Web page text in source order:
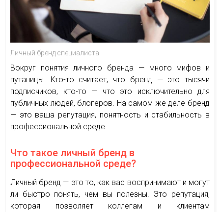
Личный бренд специалиста
Вокруг понятия личного бренда — много мифов и
путаницы. Кто-то считает, что бренд — это тысячи
подписчиков, кто-то — что это исключительно для
публичных людей, блогеров. На самом же деле бренд
— это ваша репутация, понятность и стабильность в
профессиональной среде.
Что такое личный бренд в
профессиональной среде?
Личный бренд — это то, как вас воспринимают и могут
ли быстро понять, чем вы полезны. Это репутация,
которая позволяет коллегам и клиентам